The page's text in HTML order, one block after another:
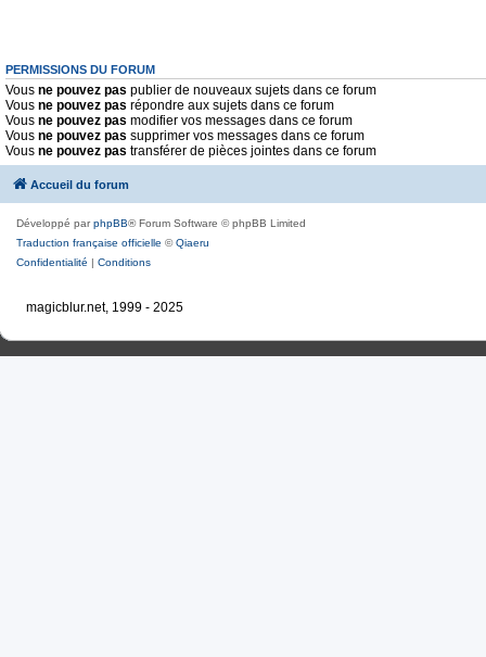
PERMISSIONS DU FORUM
Vous ne pouvez pas publier de nouveaux sujets dans ce forum
Vous ne pouvez pas répondre aux sujets dans ce forum
Vous ne pouvez pas modifier vos messages dans ce forum
Vous ne pouvez pas supprimer vos messages dans ce forum
Vous ne pouvez pas transférer de pièces jointes dans ce forum
Accueil du forum
Développé parphpBB® Forum Software © phpBB Limited
Traduction française officielle ©Qiaeru
Confidentialité | Conditions
magicblur.net, 1999 - 2025